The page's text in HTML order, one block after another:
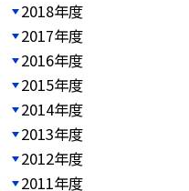
2018年度
2017年度
2016年度
2015年度
2014年度
2013年度
2012年度
2011年度